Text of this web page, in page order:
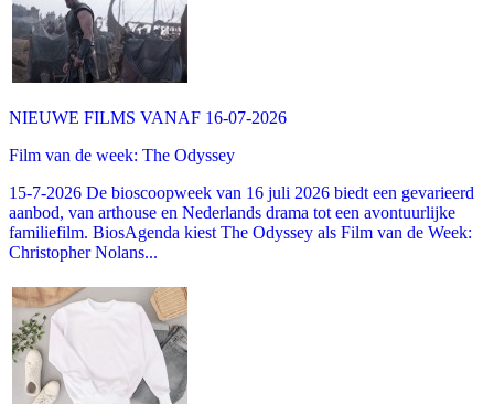
NIEUWE FILMS VANAF 16-07-2026
Film van de week: The Odyssey
15-7-2026 De bioscoopweek van 16 juli 2026 biedt een gevarieerd
aanbod, van arthouse en Nederlands drama tot een avontuurlijke
familiefilm. BiosAgenda kiest The Odyssey als Film van de Week:
Christopher Nolans...